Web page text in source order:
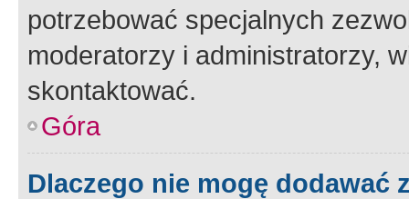
potrzebować specjalnych
moderatorzy i administratorzy,
skontaktować.
Góra
Dlaczego nie mogę dodawać